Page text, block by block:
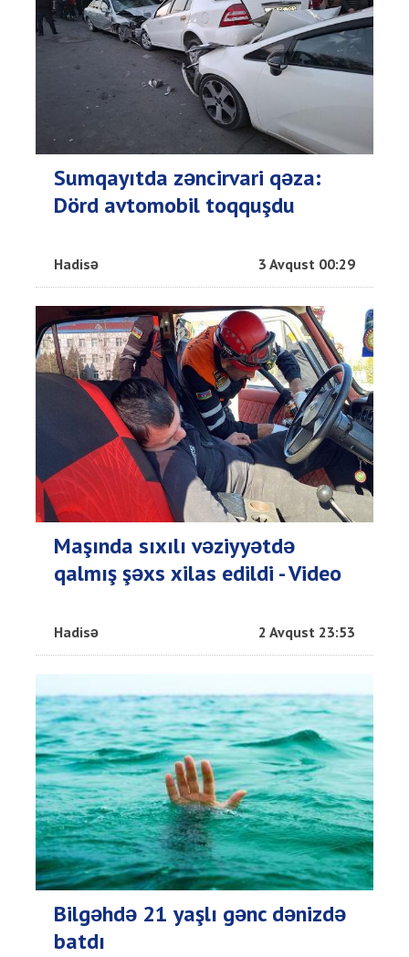
Sumqayıtda zəncirvari qəza:
Dörd avtomobil toqquşdu
Hadisə 3 Avqust 00:29
Maşında sıxılı vəziyyətdə
qalmış şəxs xilas edildi - Video
Hadisə 2 Avqust 23:53
Bilgəhdə 21 yaşlı gənc dənizdə
batdı